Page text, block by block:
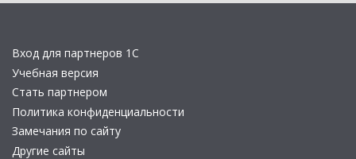
Вход для партнеров 1С
Учебная версия
Стать партнером
Политика конфиденциальности
Замечания по сайту
Другие сайты